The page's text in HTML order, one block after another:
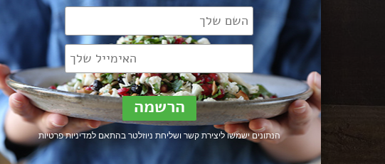
הנתונים ישמשו ליצירת קשר ושליחת ניוזלטר בהתאם למדיניות פרטיות